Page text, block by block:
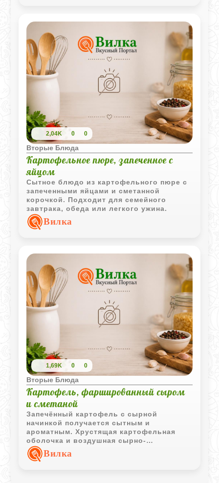
2,04K 0 0
Вторые Блюда
Картофельное пюре, запеченное с
яйцом
Сытное блюдо из картофельного пюре с
запеченными яйцами и сметанной
корочкой. Подходит для семейного
завтрака, обеда или легкого ужина.
Вилка
1,69K 0 0
Вторые Блюда
Картофель, фаршированный сыром
и сметаной
Запечённый картофель с сырной
начинкой получается сытным и
ароматным. Хрустящая картофельная
оболочка и воздушная сырно-
картофельная масса внутри делают это
блюдо отличным вариантом для
Вилка